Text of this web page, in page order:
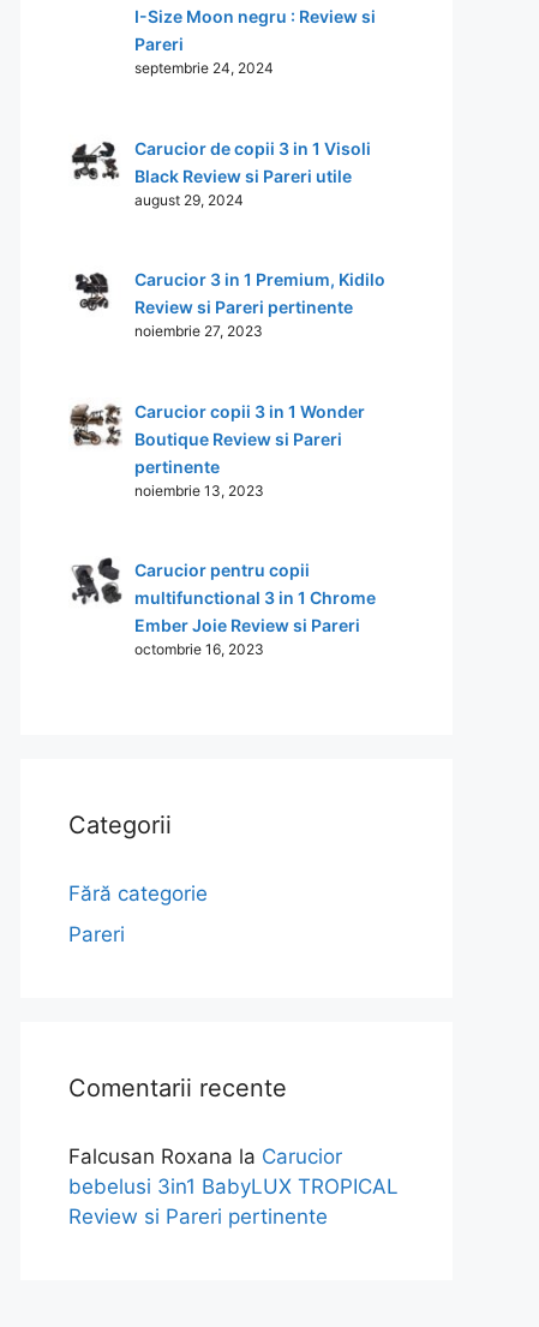
I-Size Moon negru : Review si
Pareri
septembrie 24, 2024
Carucior de copii 3 in 1 Visoli
Black Review si Pareri utile
august 29, 2024
Carucior 3 in 1 Premium, Kidilo
Review si Pareri pertinente
noiembrie 27, 2023
Carucior copii 3 in 1 Wonder
Boutique Review si Pareri
pertinente
noiembrie 13, 2023
Carucior pentru copii
multifunctional 3 in 1 Chrome
Ember Joie Review si Pareri
octombrie 16, 2023
Categorii
Fără categorie
Pareri
Comentarii recente
Falcusan Roxana la Carucior
bebelusi 3in1 BabyLUX TROPICAL
Review si Pareri pertinente